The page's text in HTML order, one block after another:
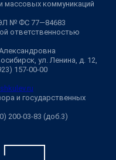
массовых коммуникаций
№ ФС 77—84683
ответственностью
ул. Ленина, д. 12,
157-00-00
и государственных
200-03-83 (доб.3)